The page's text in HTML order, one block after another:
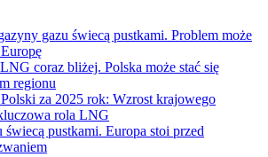
gazu świecą pustkami. Problem może
coraz bliżej. Polska może stać się
regionu
za 2025 rok: Wzrost krajowego
rola LNG
świecą pustkami. Europa stoi przed